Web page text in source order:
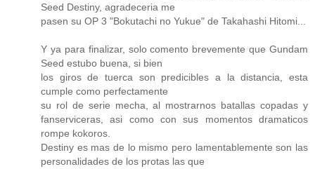
Seed Destiny, agradeceria me
pasen su OP 3 "Bokutachi no Yukue" de Takahashi Hitomi...
Y ya para finalizar, solo comento brevemente que Gundam
Seed estubo buena, si bien
los giros de tuerca son predicibles a la distancia, esta
cumple como perfectamente
su rol de serie mecha, al mostrarnos batallas copadas y
fanserviceras, asi como con sus momentos dramaticos
rompe kokoros.
Destiny es mas de lo mismo pero lamentablemente son las
personalidades de los protas las que